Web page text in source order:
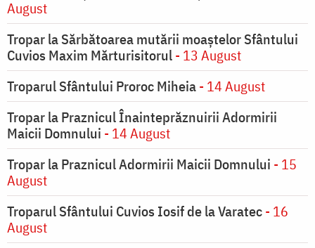
August
Tropar la Sărbătoarea mutării moaştelor Sfântului
Cuvios Maxim Mărturisitorul- 13 August
Troparul Sfântului Proroc Miheia- 14 August
Tropar la Praznicul Înainteprăznuirii Adormirii
Maicii Domnului - 14 August
Tropar la Praznicul Adormirii Maicii Domnului - 15
August
Troparul Sfântului Cuvios Iosif de la Varatec- 16
August